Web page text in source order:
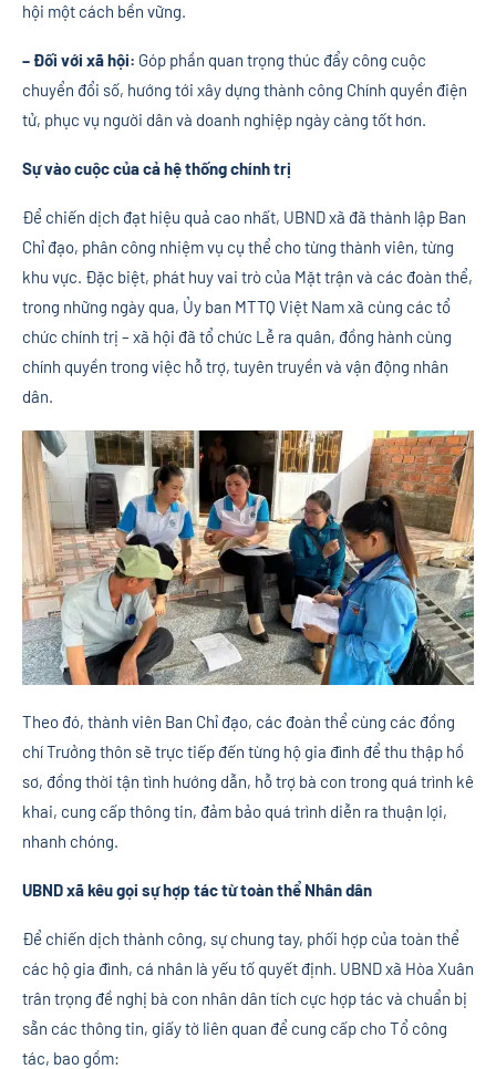
hội một cách bền vững.
– Đối với xã hội: Góp phần quan trọng thúc đẩy công cuộc
chuyển đổi số, hướng tới xây dựng thành công Chính quyền điện
tử, phục vụ người dân và doanh nghiệp ngày càng tốt hơn.
Sự vào cuộc của cả hệ thống chính trị
Để chiến dịch đạt hiệu quả cao nhất, UBND xã đã thành lập Ban
Chỉ đạo, phân công nhiệm vụ cụ thể cho từng thành viên, từng
khu vực. Đặc biệt, phát huy vai trò của Mặt trận và các đoàn thể,
trong những ngày qua, Ủy ban MTTQ Việt Nam xã cùng các tổ
chức chính trị – xã hội đã tổ chức Lễ ra quân, đồng hành cùng
chính quyền trong việc hỗ trợ, tuyên truyền và vận động nhân
dân.
Theo đó, thành viên Ban Chỉ đạo, các đoàn thể cùng các đồng
chí Trưởng thôn sẽ trực tiếp đến từng hộ gia đình để thu thập hồ
sơ, đồng thời tận tình hướng dẫn, hỗ trợ bà con trong quá trình kê
khai, cung cấp thông tin, đảm bảo quá trình diễn ra thuận lợi,
nhanh chóng.
UBND xã kêu gọi sự hợp tác từ toàn thể Nhân dân
Để chiến dịch thành công, sự chung tay, phối hợp của toàn thể
các hộ gia đình, cá nhân là yếu tố quyết định. UBND xã Hòa Xuân
trân trọng đề nghị bà con nhân dân tích cực hợp tác và chuẩn bị
sẵn các thông tin, giấy tờ liên quan để cung cấp cho Tổ công
tác, bao gồm: